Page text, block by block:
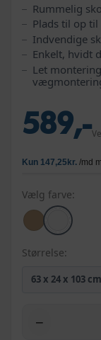
Rummelig
Plads til op
Indvendige
Enkelt, hvidt
Let
589,-
Vælg farve:
Størrelse:
63 x 24 x 103 cm
−